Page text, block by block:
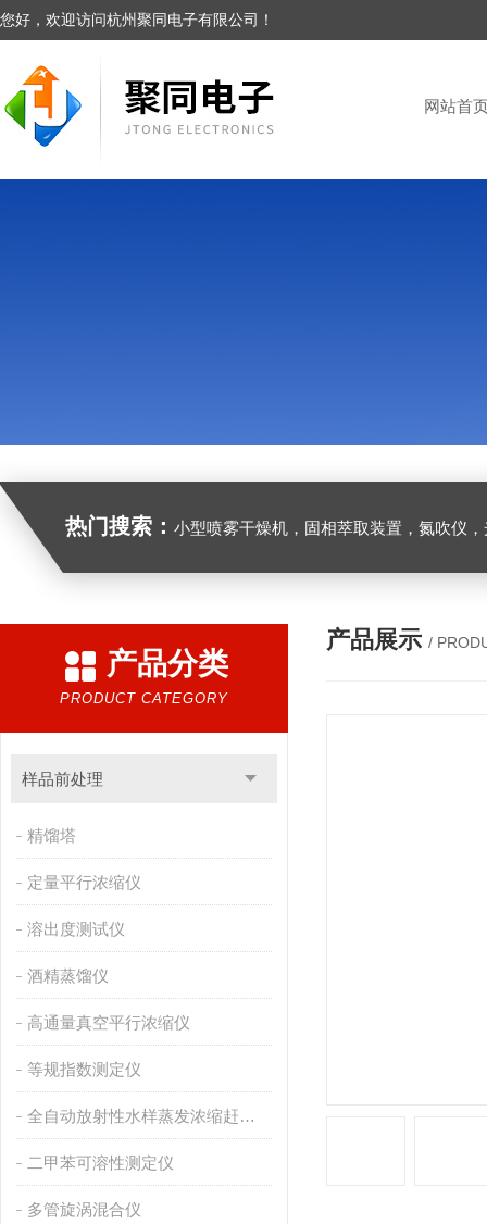
您好，欢迎访问杭州聚同电子有限公司！
网站首
热门搜索： 小型喷雾干燥机，固相萃取装置，氮吹仪，光化学反应仪，低温恒温槽，超声波细胞
产品分类
PRODUCT CATEGORY
样品前处理
精馏塔
定量平行浓缩仪
溶出度测试仪
酒精蒸馏仪
高通量真空平行浓缩仪
等规指数测定仪
全自动放射性水样蒸发浓缩赶酸仪
二甲苯可溶性测定仪
多管旋涡混合仪
产品展示 /